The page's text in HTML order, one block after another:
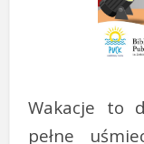
Wakacje to
pełne